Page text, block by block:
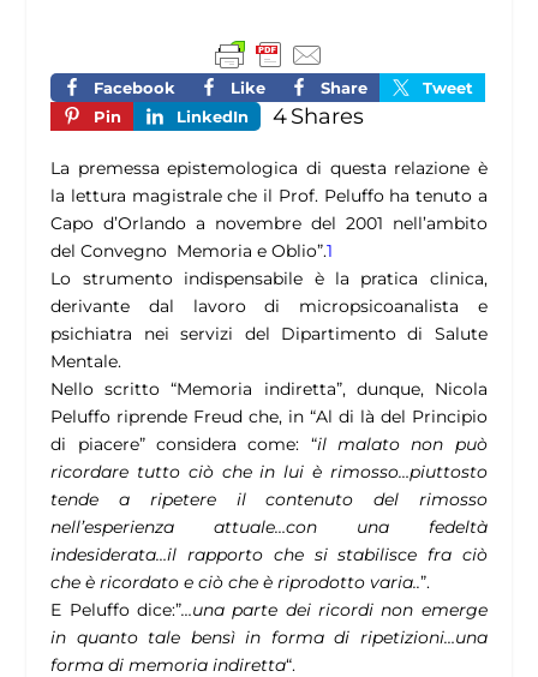
Facebook Like Share
Tweet
Pin
LinkedIn Shares
4
La premessa epistemologica di questa relazione è
la lettura magistrale che il Prof. Peluffo ha tenuto a
Capo d’Orlando a novembre del 2001 nell’ambito
del Convegno Memoria e Oblio”.1
Lo strumento indispensabile è la pratica clinica,
derivante dal lavoro di micropsicoanalista e
psichiatra nei servizi del Dipartimento di Salute
Mentale.
Nello scritto “Memoria indiretta”, dunque, Nicola
Peluffo riprende Freud che, in “Al di là del Principio
di piacere” considera come: “il malato non può
ricordare tutto ciò che in lui è rimosso…piuttosto
tende a ripetere il contenuto del rimosso
nell’esperienza attuale…con una fedeltà
indesiderata…il rapporto che si stabilisce fra ciò
che è ricordato e ciò che è riprodotto varia..”.
E Peluffo dice:”…una parte dei ricordi non emerge
in quanto tale bensì in forma di ripetizioni…una
forma di memoria indiretta“.